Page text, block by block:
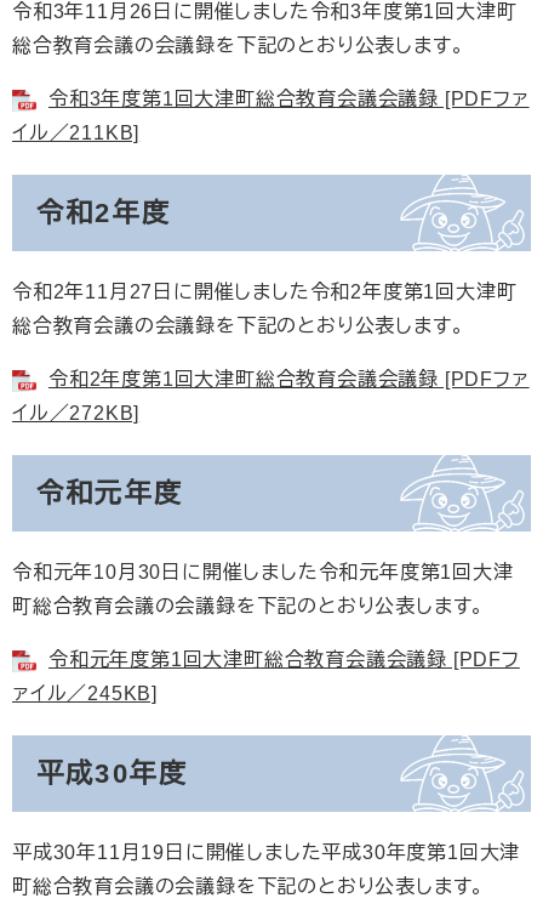
令和3年11月26日に開催しました令和3年度第1回大津町
総合教育会議の会議録を下記のとおり公表します。
令和3年度第1回大津町総合教育会議会議録 [PDFファ
イル／211KB]
令和2年度
令和2年11月27日に開催しました令和2年度第1回大津町
総合教育会議の会議録を下記のとおり公表します。
令和2年度第1回大津町総合教育会議会議録 [PDFファ
イル／272KB]
​令和元年度
令和元年10月30日に開催しました令和元年度第1回大津
町総合教育会議の会議録を下記のとおり公表します。
令和元年度第1回大津町総合教育会議会議録 [PDFフ
ァイル／245KB]
平成30年度
平成30年11月19日に開催しました平成30年度第1回大津
町総合教育会議の会議録を下記のとおり公表します。